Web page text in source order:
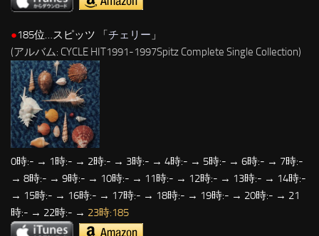
●185位…スピッツ 「チェリー 」
(アルバム: CYCLE HIT1991-1997Spitz Complete Single Collection)
0時:- → 1時:- → 2時:- → 3時:- → 4時:- → 5時:- → 6時:- → 7時:-
→ 8時:- → 9時:- → 10時:- → 11時:- → 12時:- → 13時:- → 14時:-
→ 15時:- → 16時:- → 17時:- → 18時:- → 19時:- → 20時:- → 21
時:- → 22時:- → 23時:185